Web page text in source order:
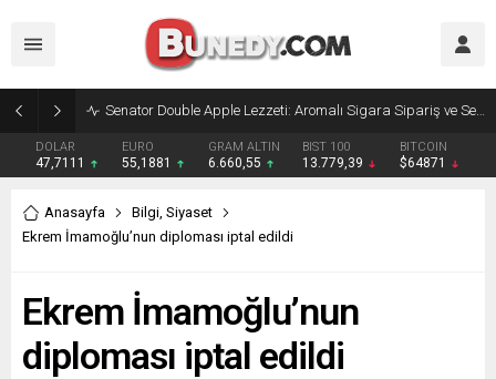
Senator Double Apple Lezzeti: Aromalı Sigara Sipariş ve Senator Sigara Dünyasına Yolculuk
DOLAR
47,7111
EURO
55,1881
GRAM ALTIN
6.660,55
BIST 100
13.779,39
BITCOIN
$64871
Anasayfa Bilgi, Siyaset
Ekrem İmamoğlu’nun diploması iptal edildi
Ekrem İmamoğlu’nun
diploması iptal edildi